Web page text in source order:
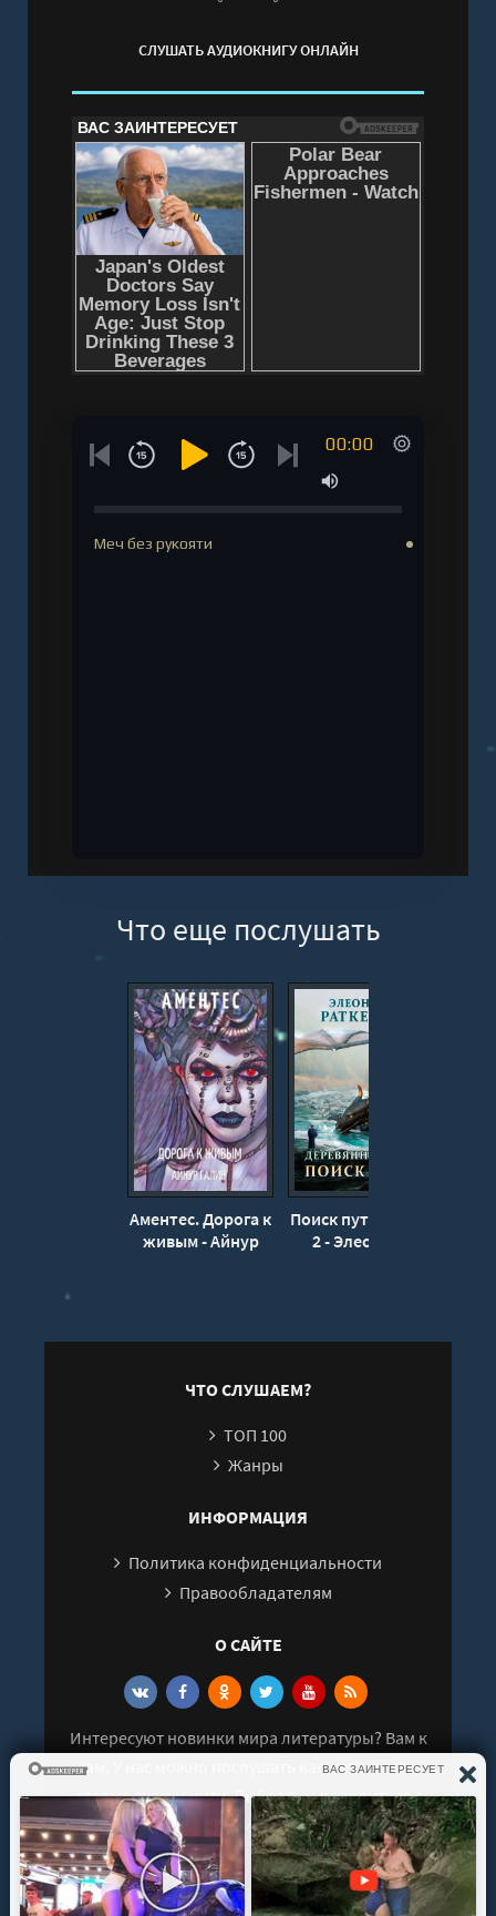
СЛУШАТЬ АУДИОКНИГУ ОНЛАЙН
00:00
Меч без рукояти
Что еще послушать
Аментес. Дорога к
живым - Айнур
Поиск пути. Часть
2 - Элеонора
ЧТО СЛУШАЕМ?
ТОП 100
Жанры
ИНФОРМАЦИЯ
Политика конфиденциальности
Правообладателям
О САЙТЕ
Интересуют новинки мира литературы? Вам к
нам. У нас можно послушать как новые так и
старые аудиокниги. Выбрать и поделиться с
друзьями лучшими аудиокнигами!